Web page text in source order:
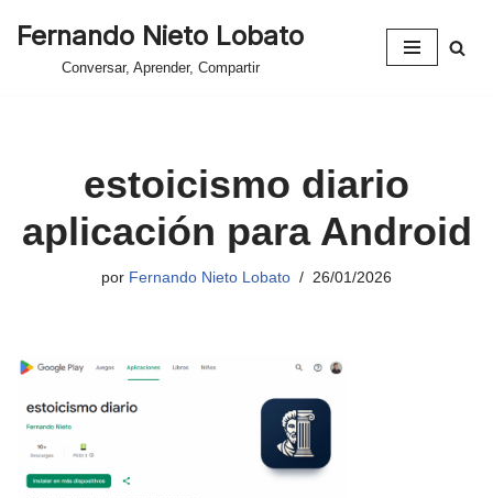
Fernando Nieto Lobato
Conversar, Aprender, Compartir
estoicismo diario
aplicación para Android
por Fernando Nieto Lobato 26/01/2026